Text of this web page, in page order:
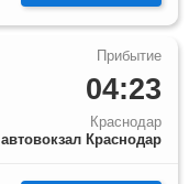
04:23
Краснодар
автовокзал Краснодар